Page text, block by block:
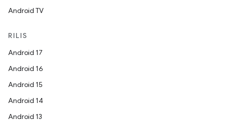
Android TV
RILIS
Android 17
Android 16
Android 15
Android 14
Android 13